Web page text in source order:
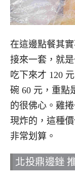
在這邊點餐其
接來一套，就
吃下來才 120
碗 60 元，重點
的很佛心。雞
現炸的，這種
非常划算。
北投鼎邊銼